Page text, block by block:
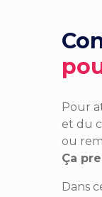
Pour
et du
ou
Ça
Dans